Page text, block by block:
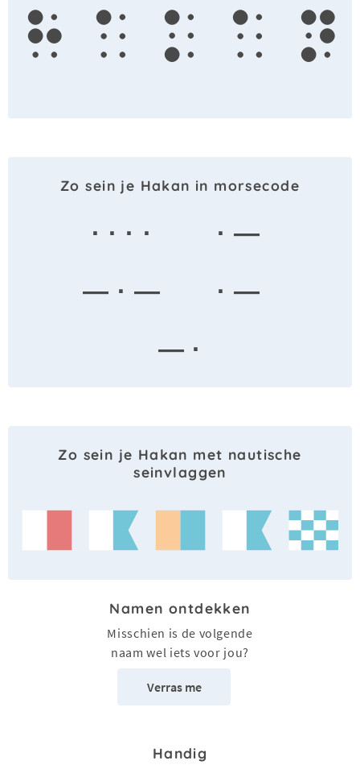
h a k a n
Zo sein je Hakan in morsecode
· · · ·
· —
— · —
· —
— ·
Zo sein je Hakan met nautische
seinvlaggen
Namen ontdekken
Misschien is de volgende
naam wel iets voor jou?
Verras me
Handig